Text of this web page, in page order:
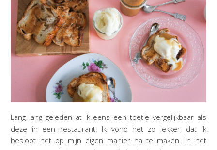
Lang lang geleden at ik eens een toetje vergelijkbaar als
deze in een restaurant. Ik vond het zo lekker, dat ik
besloot het op mijn eigen manier na te maken. In het